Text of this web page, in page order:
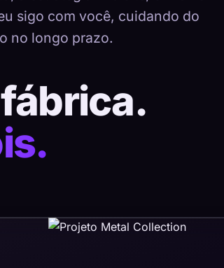
sigo com você, cuidando do
no longo prazo.